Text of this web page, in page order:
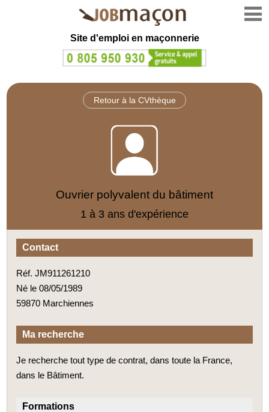
Site d'emploi en maçonnerie
Retour à la CVthèque
Ouvrier polyvalent du bâtiment
1 à 3 ans d'expérience
Contact
Réf. JM911261210
Né le 08/05/1989
59870 Marchiennes
Ma recherche
Je recherche tout type de contrat, dans toute la France,
dans le Bâtiment.
Formations